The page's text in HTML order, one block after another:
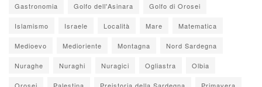
Gastronomia Golfo dell'Asinara Golfo di Orosei
Islamismo Israele Località Mare Matematica
Medioevo Medioriente Montagna Nord Sardegna
Nuraghe Nuraghi Nuragici Ogliastra Olbia
Orosei Palestina Preistoria della Sardegna Primavera